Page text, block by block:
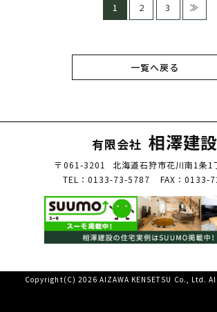
1 2 3 ≫
一覧へ戻る
有限会社 相澤建設
〒061-3201
北海道石狩市花川南1条1
TEL：0133-73-5787
FAX：0133-
Copyright(C) 2026 AIZAWA KENSETSU Co., Ltd.